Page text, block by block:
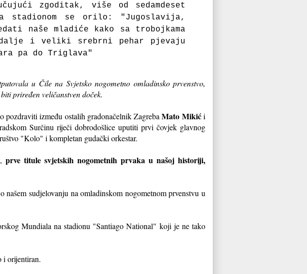
zgoditak, više od sedamdeset
se orilo: "Jugoslavija,
naše mladiće kako sa trobojkama
i veliki srebrni pehar pjevaju
pa do Triglava"
u Čile na Svjetsko nogometno omladinsko prvenstvo,
priređen veličanstven doček.
pozdraviti između ostalih gradonačelnik ZagrebaMato Mikići
Surčinu riječi dobrodošlice uputiti prvi čovjek glavnog
"Kolo" i kompletan gudački orkestar.
prve titule svjetskih nogometnih prvaka u našoj historiji,
sudjelovanju na omladinskom nogometnom prvenstvu u
Mundiala na stadionu "Santiago National" koji je ne tako
i orijentiran.